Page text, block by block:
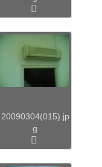
20090304(015).jp
g